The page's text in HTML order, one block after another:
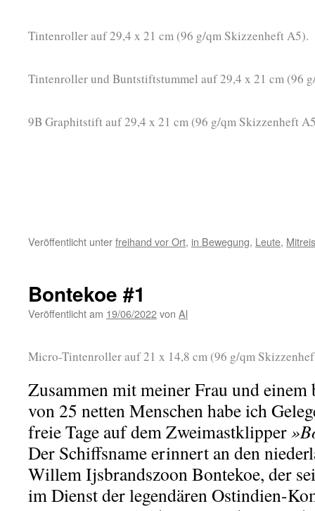
Tintenroller auf 29,4 x 21 cm (96 g/qm Skizzenheft A5).
Tintenroller und Buntstiftstummel auf 29,4 x 21 cm (96
9B Graphitstift auf 29,4 x 21 cm (96 g/qm Skizzenheft
Veröffentlicht unterfreihand vor Ort, in Bewegung, Leute,
Bontekoe #1
Veröffentlicht am 19/06/2022von Al
Micro-Tintenroller auf 21 x 14,8 cm (96 g/qm
Zusammen mit meiner Frau und einem
von 25 netten Menschen habe ich
freie Tage auf dem Zweimastklipper
Der Schiffsname erinnert an den
Willem Ijsbrandszoon Bontekoe, der
im Dienst der legendären Ostindien-